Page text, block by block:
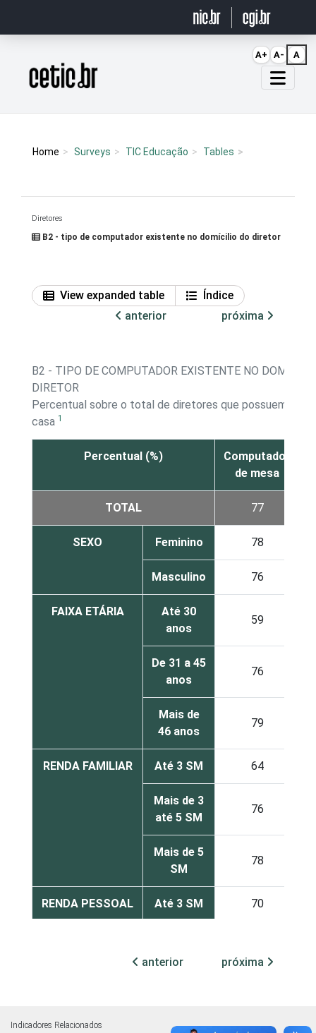
Página inicial
Home Surveys TIC Educação Tables
Diretores
B2 - tipo de computador existente no domícilio do diretor
View expanded table
Índice
anterior
próxima
B2 - TIPO DE COMPUTADOR EXISTENTE NO
DIRETOR
Percentual sobre o total de diretores que possuem
casa 1
Percentual (%)
Computador
de mesa
TOTAL 77
SEXO Feminino 78
Masculino 76
FAIXA ETÁRIA
Até 30
anos
59
De 31 a 45
anos
76
Mais de
46 anos
79
RENDA FAMILIAR Até 3 SM 64
Mais de 3
até 5 SM
76
Mais de 5
SM
78
RENDA PESSOAL Até 3 SM 70
até 5 SM
anterior próxima
Indicadores Relacionados
A+ A- A